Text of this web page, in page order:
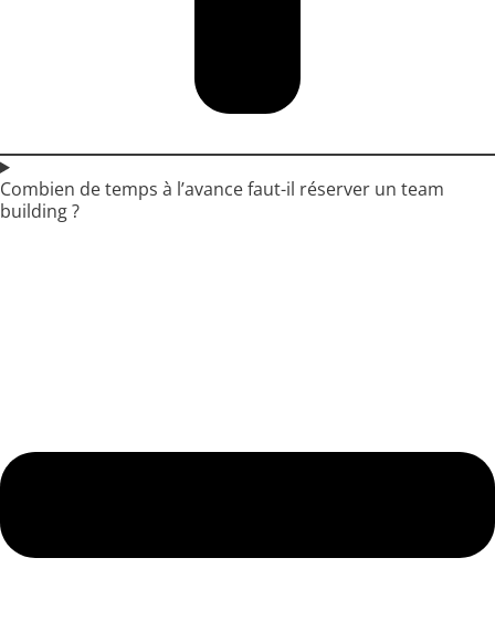
Combien de temps à l’avance faut-il réserver un team
building ?